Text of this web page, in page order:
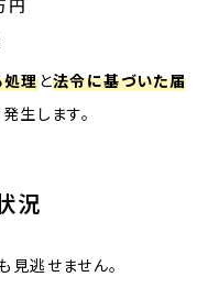
円
処理と法令に基づいた届
生します。
況
逃せません。